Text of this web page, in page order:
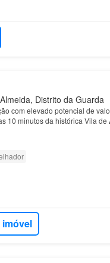
Distrito da Guarda
com elevado potencial de
10 minutos da histórica Vila de
imóvel